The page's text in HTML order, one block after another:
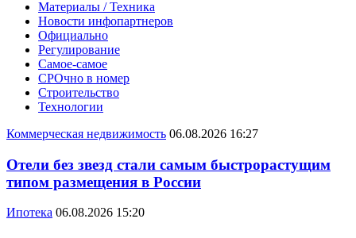
Материалы / Техника
Новости инфопартнеров
Официально
Регулирование
Самое-самое
СРОчно в номер
Строительство
Технологии
Коммерческая недвижимость 06.08.2026 16:27
Отели без звезд стали самым быстрорастущим
типом размещения в России
Ипотека 06.08.2026 15:20